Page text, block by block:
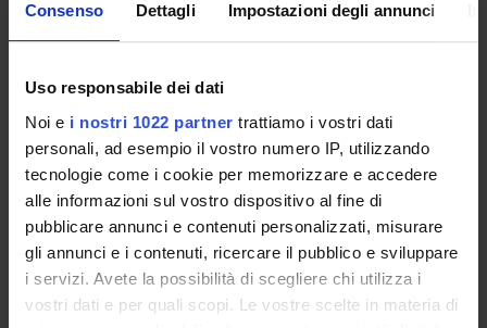
Consenso Dettagli Impostazioni degli annunci
Uso responsabile dei dati
Noi e i nostri 1022 partner trattiamo i vostri dati
personali, ad esempio il vostro numero IP, utilizzando
tecnologie come i cookie per memorizzare e accedere
alle informazioni sul vostro dispositivo al fine di
pubblicare annunci e contenuti personalizzati, misurare
gli annunci e i contenuti, ricercare il pubblico e sviluppare
i servizi. Avete la possibilità di scegliere chi utilizza i
vostri dati e per quali scopi. Le vostre scelte in materia di
IL DIPARTIMENTO IN CIFRE
Persone del Dipartimento suddivise per aree di ricerca.
Anno di riferimento:2025.
Persone con competenze nell'area
Archeol…
Discipline